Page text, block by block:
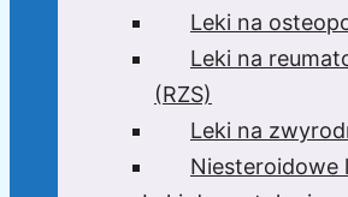
Leki na
Leki na
(RZS)
Leki na
Niesteroidowe